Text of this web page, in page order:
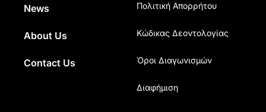
News
About Us
Contact Us
Πολιτική Απορρήτου
Κώδικας Δεοντολογίας
Όροι Διαγωνισμών
Διαφήμιση